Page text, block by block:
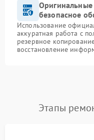
безопасное
Использование
аккуратная работа с
резервное
восстановление
Этапы